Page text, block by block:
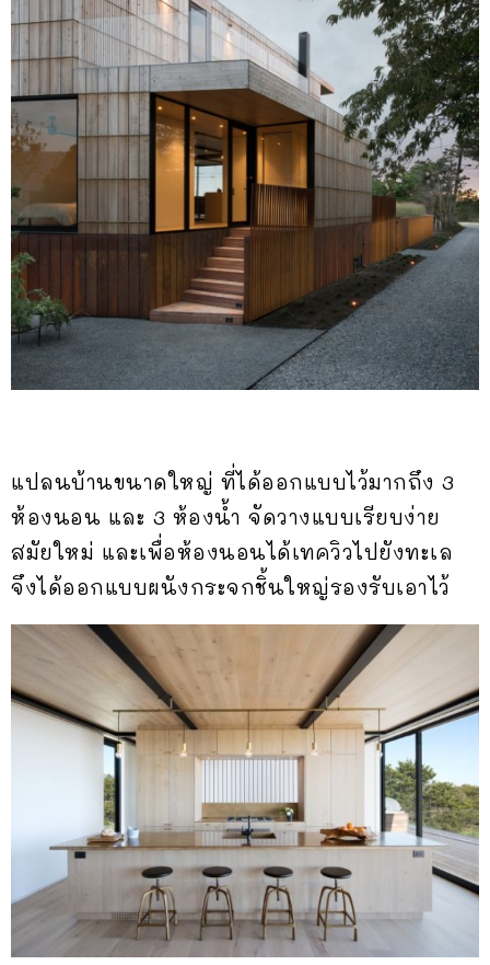
แปลนบ้านขนาดใหญ่ ที่ได้ออกแบบไว้มากถึง 3
ห้องนอน และ 3 ห้องน้ำ จัดวางแบบเรียบง่าย
สมัยใหม่ และเพื่อห้องนอนได้เทควิวไปยังทะเล
จึงได้ออกแบบผนังกระจกชิ้นใหญ่รองรับเอาไว้